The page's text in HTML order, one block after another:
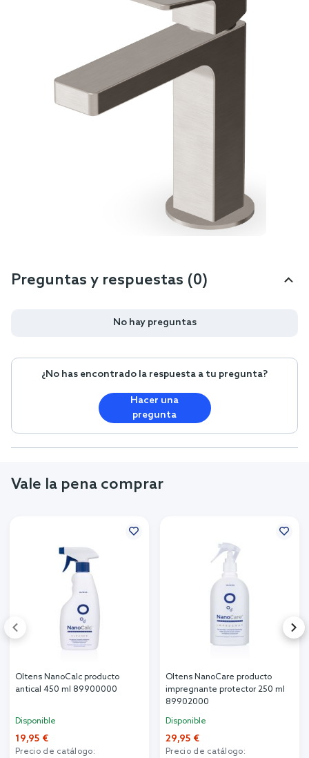
Preguntas y respuestas (0)
No hay preguntas
¿No has encontrado la respuesta a tu pregunta?
Hacer una
pregunta
Vale la pena comprar
Oltens NanoCalc producto
antical 450 ml 89900000
Disponible
19,95 €
Precio de catálogo:
Oltens NanoCare producto
impregnante protector 250 ml
89902000
Disponible
29,95 €
Precio de catálogo: